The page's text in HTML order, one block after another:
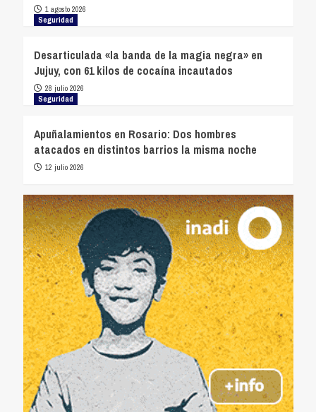
1 agosto 2026
Seguridad
Desarticulada «la banda de la magia negra» en
Jujuy, con 61 kilos de cocaína incautados
28 julio 2026
Seguridad
Apuñalamientos en Rosario: Dos hombres
atacados en distintos barrios la misma noche
12 julio 2026